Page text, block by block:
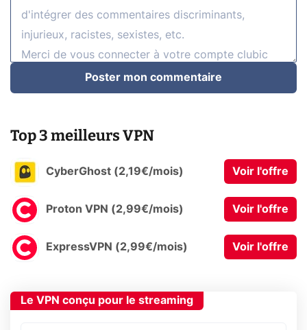
Poster mon commentaire
Top 3 meilleurs VPN
CyberGhost (2,19€/mois) Voir l'offre
Proton VPN (2,99€/mois) Voir l'offre
ExpressVPN (2,99€/mois) Voir l'offre
Le VPN conçu pour le streaming